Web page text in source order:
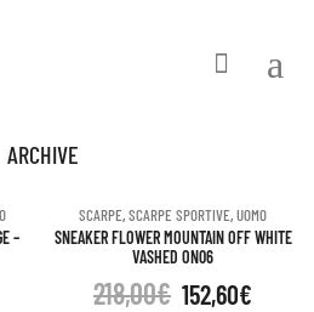
ARCHIVE
–
SCARPE,SCARPE SPORTIVE,UOMO
SNEAKER FLOWER MOUNTAIN OFF WHITE
VASHED ON06
218,00€ 152,60€